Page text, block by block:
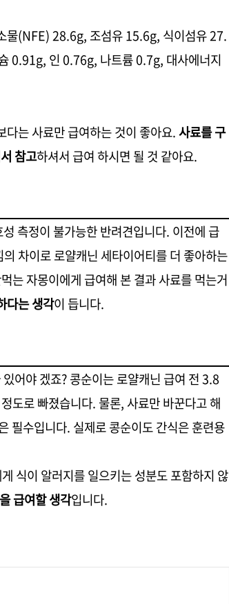
물(NFE) 28.6g, 조섬유 15.6g, 식이섬유 27.
0.91g, 인 0.76g, 나트륨 0.7g, 대사에너지
는 사료만 급여하는 것이 좋아요.사료를 구
참고하셔서 급여 하시면 될 것 같아요.
측정이 불가능한 반려견입니다. 이전에 급
차이로 로얄캐닌 세타이어티를 더 좋아하는
는 자몽이에게 급여해 본 결과 사료를 먹는거
다는 생각이 듭니다.
어야 겠죠? 콩순이는 로얄캐닌 급여 전 3.8
도로 빠졌습니다. 물론, 사료만 바꾼다고 해
필수입니다. 실제로 콩순이도 간식은 훈련용
식이 알러지를 일으키는 성분도 포함하지 않
급여할 생각입니다.